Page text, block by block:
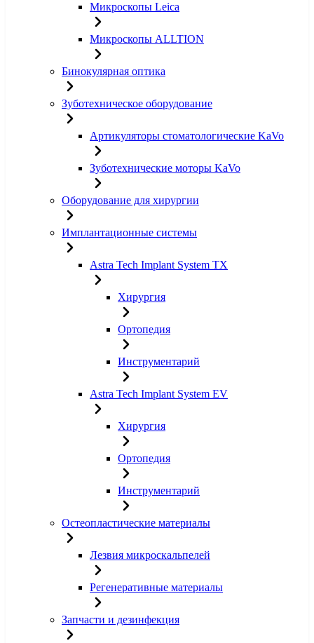
Микроскопы Leica
Микроскопы ALLTION
Бинокулярная оптика
Зуботехническое оборудование
Артикуляторы стоматологические KaVo
Зуботехнические моторы KaVo
Оборудование для хирургии
Имплантационные системы
Astra Tech Implant System TX
Хирургия
Ортопедия
Инструментарий
Astra Tech Implant System EV
Хирургия
Ортопедия
Инструментарий
Остеопластические материалы
Лезвия микроскальпелей
Регенеративные материалы
Запчасти и дезинфекция